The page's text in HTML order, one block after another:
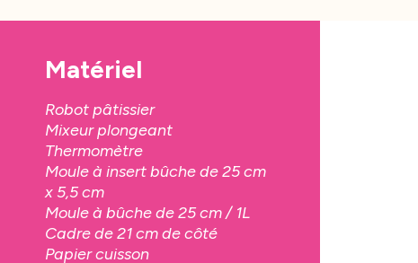
Matériel
Robot pâtissier
Mixeur plongeant
Thermomètre
Moule à insert bûche de 25 cm
x 5,5 cm
Moule à bûche de 25 cm / 1L
Cadre de 21 cm de côté
Papier cuisson